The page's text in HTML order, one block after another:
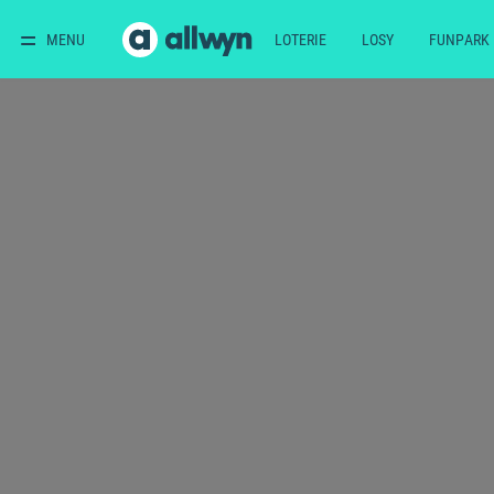
MENU LOTERIE LOSY FUNPARK